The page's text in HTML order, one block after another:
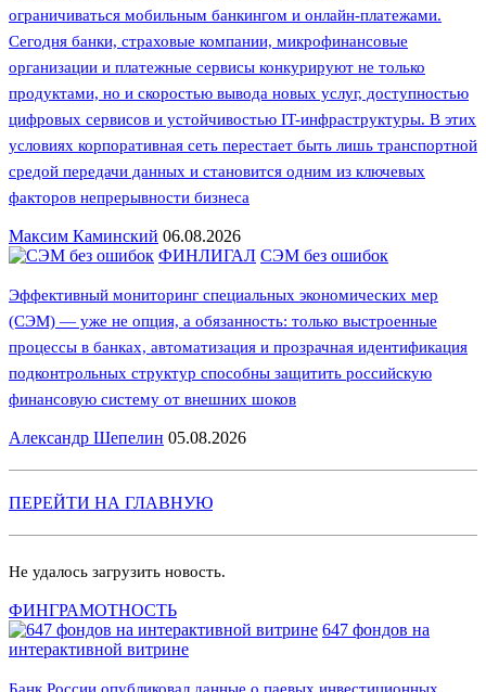
ограничиваться мобильным банкингом и онлайн-платежами.
Сегодня банки, страховые компании, микрофинансовые
организации и платежные сервисы конкурируют не только
продуктами, но и скоростью вывода новых услуг, доступностью
цифровых сервисов и устойчивостью IT-инфраструктуры. В этих
условиях корпоративная сеть перестает быть лишь транспортной
средой передачи данных и становится одним из ключевых
факторов непрерывности бизнеса
Максим Каминский 06.08.2026
ФИНЛИГАЛ СЭМ без ошибок
Эффективный мониторинг специальных экономических мер
(СЭМ) — уже не опция, а обязанность: только выстроенные
процессы в банках, автоматизация и прозрачная идентификация
подконтрольных структур способны защитить российскую
финансовую систему от внешних шоков
Александр Шепелин 05.08.2026
ПЕРЕЙТИ НА ГЛАВНУЮ
Не удалось загрузить новость.
ФИНГРАМОТНОСТЬ
647 фондов на
интерактивной витрине